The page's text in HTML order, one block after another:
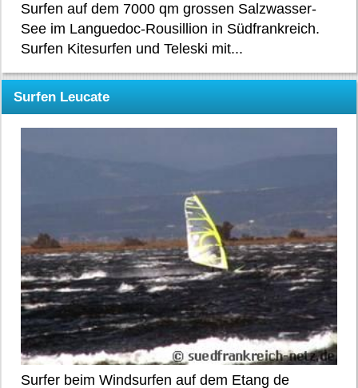
Surfen auf dem 7000 qm grossen Salzwasser-
See im Languedoc-Rousillion in Südfrankreich.
Surfen Kitesurfen und Teleski mit...
Surfen Leucate
Surfer beim Windsurfen auf dem Etang de